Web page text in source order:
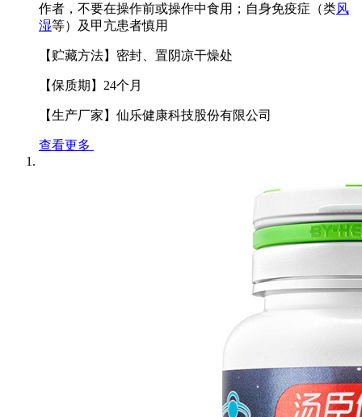
作者，不要在操作前或操作中食用；自身免疫症（类风
湿等）及甲亢患者慎用
【贮藏方法】密封、置阴凉干燥处
【保质期】24个月
【生产厂家】仙乐健康科技股份有限公司
查看更多